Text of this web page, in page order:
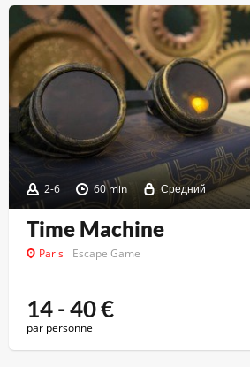
2-6 60 min Средний
Time Machine
Paris Escape Game
14 - 40€
par personne